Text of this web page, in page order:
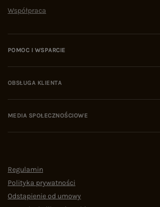
Współpraca
POMOC I WSPARCIE
OBSŁUGA KLIENTA
MEDIA SPOŁECZNOŚCIOWE
Regulamin
Polityka prywatności
Odstąpienie od umowy